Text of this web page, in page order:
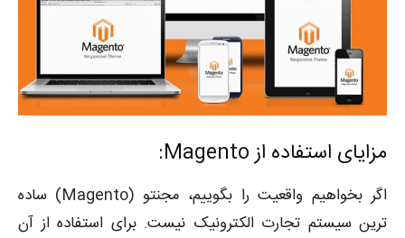
مزایای استفاده از Magento:
اگر بخواهیم واقعیت را بگوییم، مجنتو (Magento) ساده
ترین سیستم تجارت الکترونیک نیست. برای استفاده از آن